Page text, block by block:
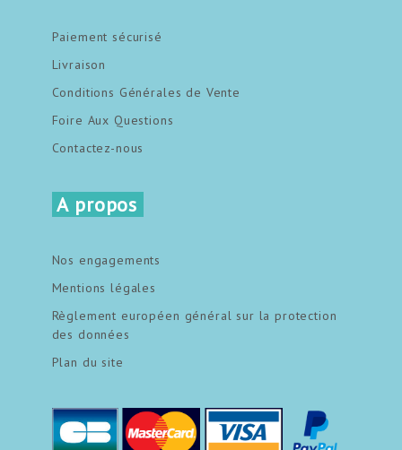
Paiement sécurisé
Livraison
Conditions Générales de Vente
Foire Aux Questions
Contactez-nous
A propos
Nos engagements
Mentions légales
Règlement européen général sur la protection
des données
Plan du site